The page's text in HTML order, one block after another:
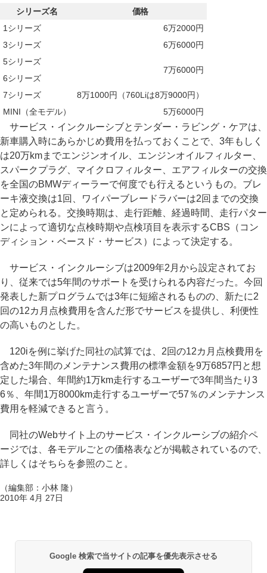
シリーズ名
価格
1シリーズ
6万2000円
3シリーズ
6万6000円
5シリーズ
7万6000円
6シリーズ
7シリーズ
8万1000円（760Liは8万9000円）
MINI（全モデル）
5万6000円
サービス・インクルーシブとテンダー・ラビング・ケアは、
新車購入時にあらかじめ費用を払っておくことで、3年もしく
は20万kmまでエンジンオイル、エンジンオイルフィルター、
スパークプラグ、マイクロフィルター、エアフィルターの交換
を全国のBMWディーラーで何度でも行えるというもの。ブレ
ーキ液交換は1回、ワイパーブレードラバーは2回までの交換
と定められる。交換時期は、走行距離、経過時間、走行パター
ンによって適切な点検時期や点検項目を表示するCBS（コン
ディション・ベースド・サービス）によって決定する。
サービス・インクルーシブは2009年2月から設定されてお
り、従来では5年間のサポートを受けられる内容だった。今回
発表した新プログラムでは3年に短縮されるものの、新たに2
回の12カ月点検費用を含んだ形でサービスを提供し、利便性
の高いものとした。
120iを例に挙げた同社の試算では、2回の12カ月点検費用を
含めた3年間のメンテナンス費用の標準金額を9万6857円と想
定した場合、年間約1万km走行するユーザーで3年間当たり3
6％、年間1万8000km走行するユーザーで57％のメンテナンス
費用を軽減できると言う。
同社のWebサイト上のサービス・インクルーシブの紹介ペ
ージでは、各モデルごとの価格表などが掲載されているので、
詳しくはそちらを参照のこと。
（編集部：小林 隆）
2010年 4月 27日
Google 検索で当サイトの記事を優先表示させる